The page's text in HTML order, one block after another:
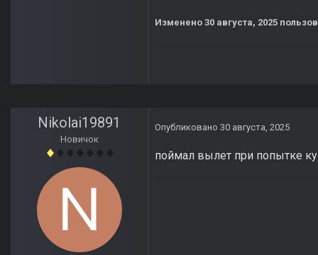
Изменено 30 августа, 2025
Nikolai19891
Новичок
Опубликовано 30 августа, 2025
поймал вылет при попытке